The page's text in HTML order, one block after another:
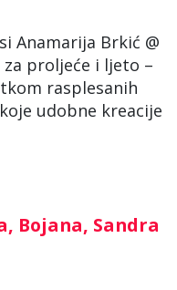
Anamarija Brkić @
proljeće i ljeto –
rasplesanih
udobne kreacije
Bojana, Sandra